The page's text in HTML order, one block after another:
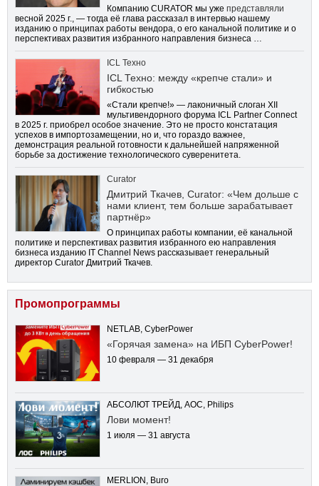
Компанию CURATOR мы уже представляли
весной 2025 г., — тогда её глава рассказал в интервью нашему
изданию о принципах работы вендора, о его канальной политике и о
перспективах развития избранного направления бизнеса …
ICL Техно
ICL Техно: между «крепче стали» и
гибкостью
«Стали крепче!» — лаконичный слоган XII
мультивендорного форума ICL Partner Connect
в 2025 г. приобрел особое значение. Это не просто констатация
успехов в импортозамещении, но и, что гораздо важнее,
демонстрация реальной готовности к дальнейшей напряженной
борьбе за достижение технологического суверенитета.
Curator
Дмитрий Ткачев, Curator: «Чем дольше с
нами клиент, тем больше зарабатывает
партнёр»
О принципах работы компании, её канальной
политике и перспективах развития избранного ею направления
бизнеса изданию IT Channel News рассказывает генеральный
директор Curator Дмитрий Ткачев.
Промопрограммы
NETLAB, CyberPower
«Горячая замена» на ИБП CyberPower!
10 февраля — 31 декабря
АБСОЛЮТ ТРЕЙД, AOC, Philips
Лови момент!
1 июля — 31 августа
MERLION, Buro